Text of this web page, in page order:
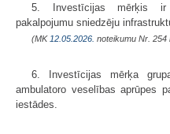
5. Investīcijas mērķis ir
pakalpojumu sniedzēju
(MK 12.05.2026. noteikumu Nr. 254
6. Investīcijas mērķa
ambulatoro veselības aprūpes
iestādes.